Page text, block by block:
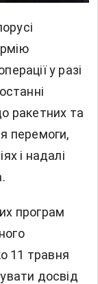
у разі
ракетних та
перемоги,
і надалі
програм
11 травня
досвід